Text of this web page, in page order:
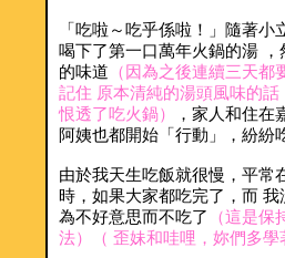
「吃啦～吃乎係啦！」隨著小
喝下了第一口萬年火鍋的湯
的味道 （因為之後連續三天都
記住 原本清純的湯頭風味的話
恨透了吃火鍋）
，家人和住在
阿姨也都開始「行動」，紛紛
由於我天生吃飯就很慢，平常
時，如果大家都吃完了，而 我
為不好意思而不吃了 （這是保
法）（ 歪妹和哇哩，妳們多學